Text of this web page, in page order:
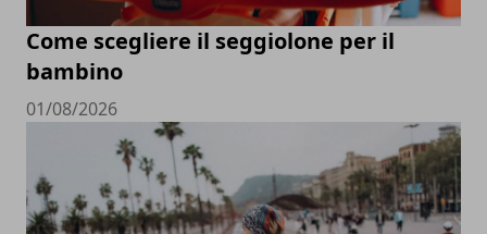
Come scegliere il seggiolone per il
bambino
01/08/2026